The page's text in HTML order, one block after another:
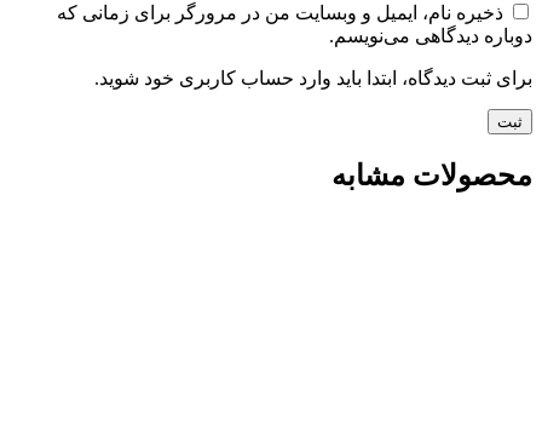
ذخیره نام، ایمیل و وبسایت من در مرورگر برای زمانی که
دوباره دیدگاهی می‌نویسم.
برای ثبت دیدگاه، ابتدا باید وارد حساب کاربری خود شوید.
محصولات مشابه